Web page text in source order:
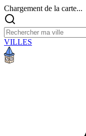
Chargement de la carte...
VILLES